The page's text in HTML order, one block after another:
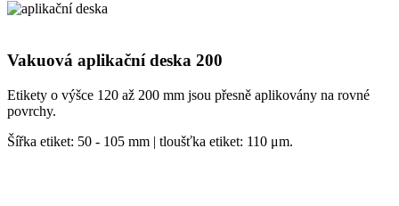
Vakuová aplikační deska 200
Etikety o výšce 120 až 200 mm jsou přesně aplikovány na rovné
povrchy.
Šířka etiket: 50 - 105 mm | tloušťka etiket: 110 μm.